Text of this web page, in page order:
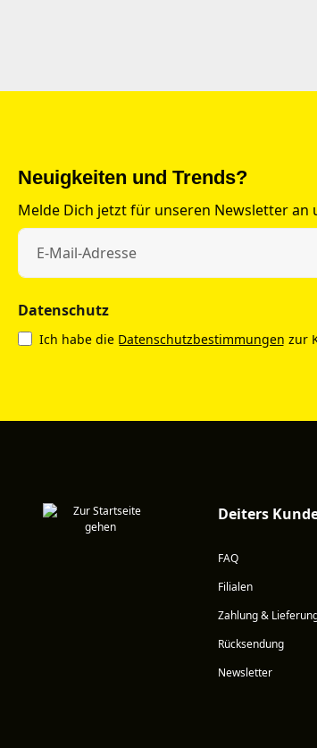
Neuigkeiten und Trends?
Melde Dich jetzt für unseren Newsletter an
Datenschutz
Ich habe die Datenschutzbestimmungen zur
Deiters
FAQ
Filialen
Zahlung &
Rücksendung
Newsletter